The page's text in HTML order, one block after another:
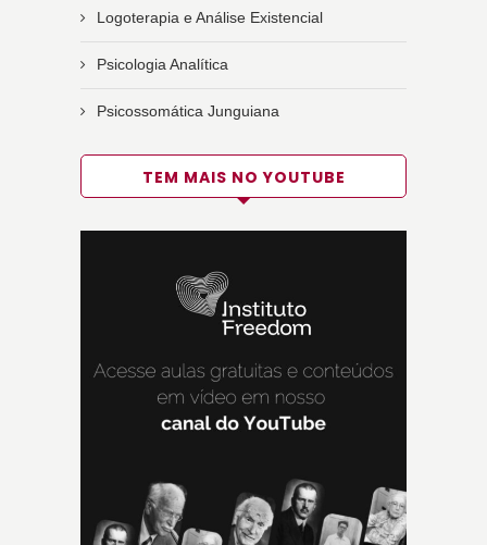
Logoterapia e Análise Existencial
Psicologia Analítica
Psicossomática Junguiana
TEM MAIS NO YOUTUBE